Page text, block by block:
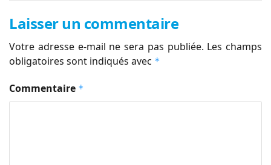
Laisser un commentaire
Votre adresse e-mail ne sera pas publiée. Les champs
obligatoires sont indiqués avec *
Commentaire *